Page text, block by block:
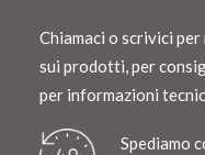
Chiamaci o scrivici
sui prodotti, per
per informazioni
Spediamo